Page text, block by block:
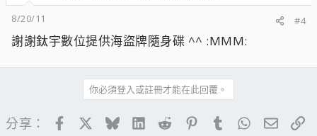
8/20/11
#4
謝謝鈦宇數位提供海盜牌隨身碟 ^^ :MMM:
你必須登入或註冊才能在此回覆。
分享： FacebookBlueskyLinkedIn
Reddit PinterestTumblrWhatsApp
電子